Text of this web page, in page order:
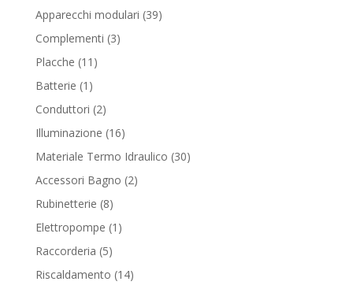
products
Apparecchi modulari 3939
Complementi 33
Placche 11 11
Batterie 1 1
product
Conduttori 22
products
Illuminazione 1616
products
Materiale Termo Idraulico 3030
Accessori Bagno 22
Rubinetterie 88
products
Elettropompe 1 1
Raccorderia 55
products
Riscaldamento 1414